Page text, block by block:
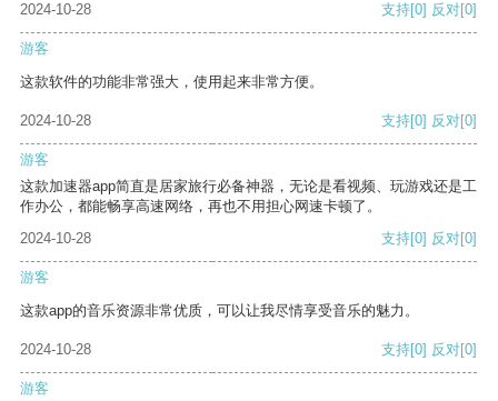
2024-10-28 支持[0] 反对[0]
游客
这款软件的功能非常强大，使用起来非常方便。
2024-10-28 支持[0] 反对[0]
游客
这款加速器app简直是居家旅行必备神器，无论是看视频、玩游戏还是工
作办公，都能畅享高速网络，再也不用担心网速卡顿了。
2024-10-28
支持[0] 反对[0]
游客
这款app的音乐资源非常优质，可以让我尽情享受音乐的魅力。
2024-10-28 支持[0] 反对[0]
游客